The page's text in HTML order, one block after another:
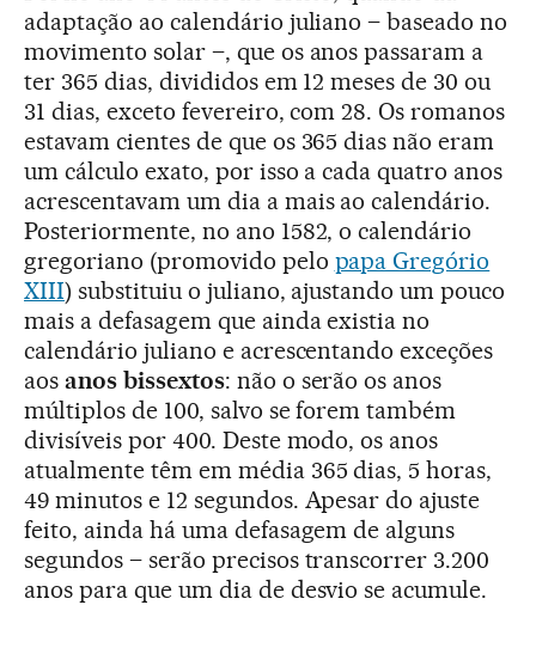
adaptação ao calendário juliano – baseado no
movimento solar –, que os anos passaram a
ter 365 dias, divididos em 12 meses de 30 ou
31 dias, exceto fevereiro, com 28. Os romanos
estavam cientes de que os 365 dias não eram
um cálculo exato, por isso a cada quatro anos
acrescentavam um dia a mais ao calendário.
Posteriormente, no ano 1582, o calendário
gregoriano (promovido pelo papa Gregório
XIII) substituiu o juliano, ajustando um pouco
mais a defasagem que ainda existia no
calendário juliano e acrescentando exceções
aos anos bissextos: não o serão os anos
múltiplos de 100, salvo se forem também
divisíveis por 400. Deste modo, os anos
atualmente têm em média 365 dias, 5 horas,
49 minutos e 12 segundos. Apesar do ajuste
feito, ainda há uma defasagem de alguns
segundos – serão precisos transcorrer 3.200
anos para que um dia de desvio se acumule.